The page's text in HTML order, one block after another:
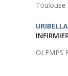
Toulouse
OLEMPS